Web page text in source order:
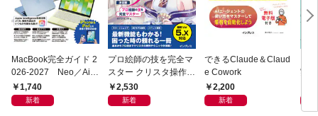
MacBook完全ガイド 2
026-2027 Neo／Air
／Pro対応
1,740
新着
プロ絵師の技を完全マ
スター クリスタ操作術
決定版 改訂2版 CLIP S
TUDIO PAINT PRO/E
2,530
新着
できるClaude＆Claud
e Cowork
2,200
新着
実
LM
チ